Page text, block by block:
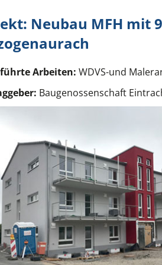
Neubau MFH mit
Arbeiten: WDVS-und
Baugenossenschaft